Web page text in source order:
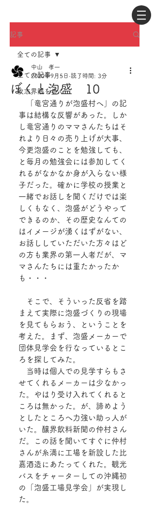
記事
全ての記事
牧志界隈を歩く
全ての記事
ぼくと泡盛 10
中山 孝一
2020年9月5日 読了時間: 3分
「竜宮通りが泡盛村へ」の記
事は結構な反響があった。しか
し竜宮通りのママさんたちはそ
れより日々の売り上げが大事、
今更泡盛のことを勉強しても、
と毎月の勉強会には参加してく
れるがなかなか身が入らない様
子だった。確かに学校の授業と
一緒でお話しを聞くだけでは楽
しくもなく、泡盛がどうやって
できるのか、その歴史なんての
はイメージが湧くはずがない、
お話ししていただいた方々はど
の方も業界の第一人者だが、マ
マさんたちには重たかったか
も・・・
そこで、そういった反省を踏
まえて実際に泡盛づくりの現場
を見てもらおう、ということを
考えた。まず、泡盛メーカーで
団体見学会を行なっているとこ
ろを探してみた。
当時は個人での見学すらもさ
せてくれるメーカーは少なかっ
た。やはり受け入れてくれると
ころは無かった。が、諦めよう
としたところへ力強い助っ人が
いた。醸界飲料新聞の仲村さん
だ。この話を聞いてすぐに仲村
さんが糸満に工場を新設した比
嘉酒造にあたってくれた。観光
バスをチャーターしての沖縄初
の「泡盛工場見学会」が実現し
た。